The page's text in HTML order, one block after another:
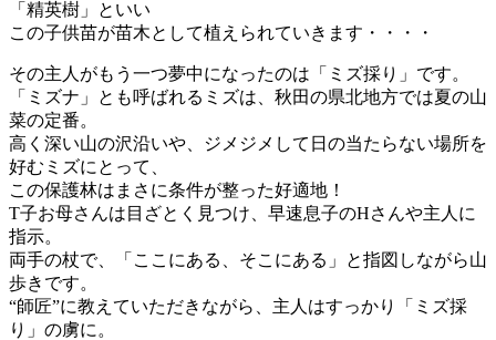
「精英樹」といい
この子供苗が苗木として植えられていきます・・・・
その主人がもう一つ夢中になったのは「ミズ採り」です。
「ミズナ」とも呼ばれるミズは、秋田の県北地方では夏の山
菜の定番。
高く深い山の沢沿いや、ジメジメして日の当たらない場所を
好むミズにとって、
この保護林はまさに条件が整った好適地！
T子お母さんは目ざとく見つけ、早速息子のHさんや主人に
指示。
両手の杖で、「ここにある、そこにある」と指図しながら山
歩きです。
“師匠”に教えていただきながら、主人はすっかり「ミズ採
り」の虜に。